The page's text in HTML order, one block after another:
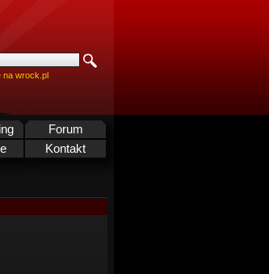
na wrock.pl
Forum
Kontakt